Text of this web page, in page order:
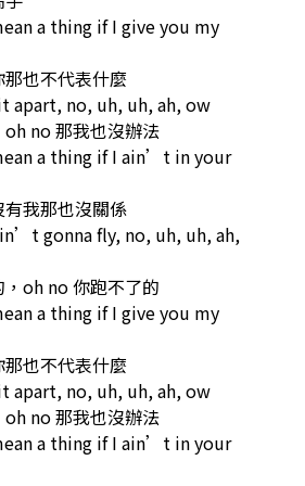
a thing if I give you my
也不代表什麼
apart, no, uh, uh, ah, ow
no 那我也沒辦法
a thing if I ain’t in your
我那也沒關係
gonna fly, no, uh, uh, ah,
oh no 你跑不了的
a thing if I give you my
也不代表什麼
apart, no, uh, uh, ah, ow
no 那我也沒辦法
a thing if I ain’t in your